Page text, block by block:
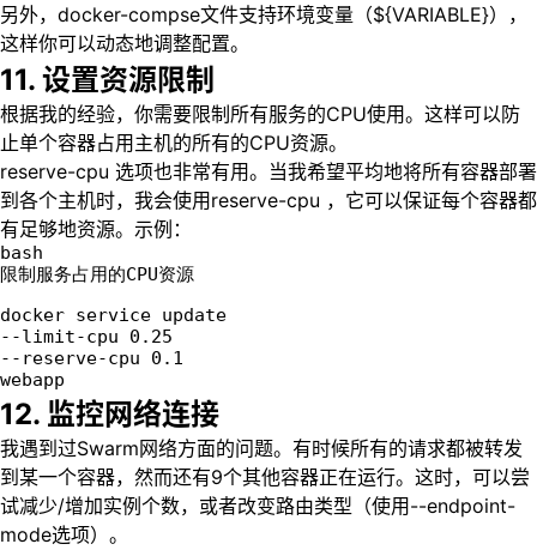
另外，docker-compse文件支持环境变量（${VARIABLE}），
这样你可以动态地调整配置。
11. 设置资源限制
根据我的经验，你需要限制所有服务的CPU使用。这样可以防
止单个容器占用主机的所有的CPU资源。
reserve-cpu 选项也非常有用。当我希望平均地将所有容器部署
到各个主机时，我会使用reserve-cpu ，它可以保证每个容器都
有足够地资源。示例：
bash
限制服务占用的CPU资源
docker service update
--limit-cpu 0.25
--reserve-cpu 0.1
webapp
12. 监控网络连接
我遇到过Swarm网络方面的问题。有时候所有的请求都被转发
到某一个容器，然而还有9个其他容器正在运行。这时，可以尝
试减少/增加实例个数，或者改变路由类型（使用--endpoint-
mode选项）。